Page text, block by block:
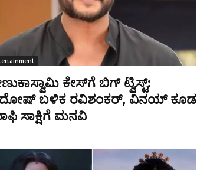
ಕೇಸ್‌ಗೆ ಬಿಗ್ ಟ್ವಿಸ್ಟ್:
ಬಳಿಕ ರವಿಶಂಕರ್, ವಿನಯ್ ಕೂಡ
ಸಾಕ್ಷಿಗೆ ಮನವಿ